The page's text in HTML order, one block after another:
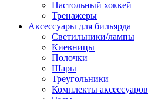
Настольный хоккей
Тренажеры
Аксессуары для бильярда
Светильники/лампы
Киевницы
Полочки
Шары
Треугольники
Комплекты аксессуаров